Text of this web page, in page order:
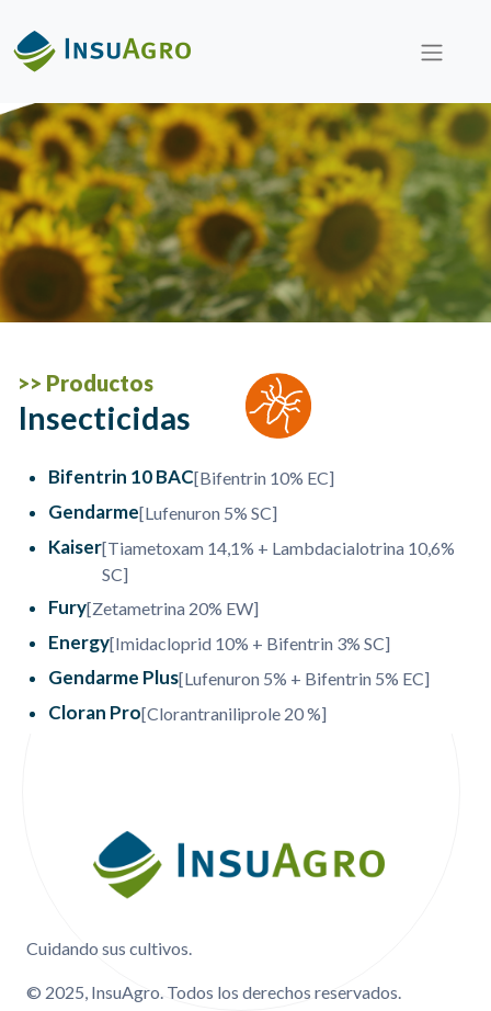
>> Productos
Insecticidas
Bifentrin 10 BAC[Bifentrin 10% EC]
Gendarme[Lufenuron 5% SC]
Kaiser[Tiametoxam 14,1% + Lambdacialotrina 10,6%
SC]
Fury[Zetametrina 20% EW]
Energy[Imidacloprid 10% + Bifentrin 3% SC]
Gendarme Plus[Lufenuron 5% + Bifentrin 5% EC]
Cloran Pro[Clorantraniliprole 20 %]
Cuidando sus cultivos.
© 2025, InsuAgro. Todos los derechos reservados.